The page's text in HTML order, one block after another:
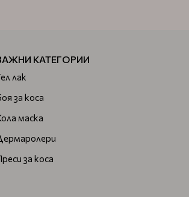
КАТЕГОРИИ
лак
за коса
маска
за коса